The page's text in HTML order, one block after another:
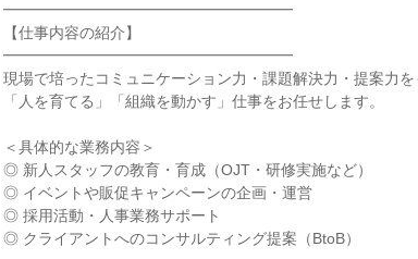
━━━━━━━━━━━━━━━━━━━
【仕事内容の紹介】
━━━━━━━━━━━━━━━━━━━
現場で培ったコミュニケーション力・課題解決力・提案力を
「人を育てる」「組織を動かす」仕事をお任せします。
＜具体的な業務内容＞
◎ 新人スタッフの教育・育成（OJT・研修実施など）
◎ イベントや販促キャンペーンの企画・運営
◎ 採用活動・人事業務サポート
◎ クライアントへのコンサルティング提案（BtoB）